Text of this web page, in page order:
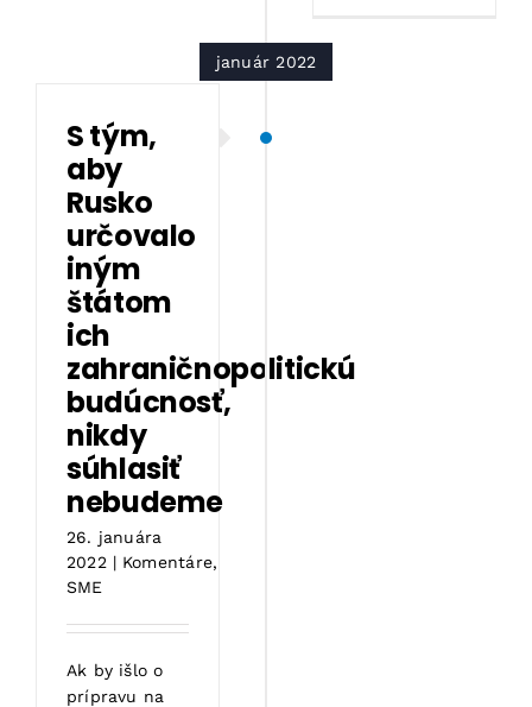
január 2022
S tým,
aby
Rusko
určovalo
iným
štátom
ich
zahraničnopolitickú
budúcnosť,
nikdy
súhlasiť
nebudeme
26. januára
2022 | Komentáre,
SME
Ak by išlo o
prípravu na